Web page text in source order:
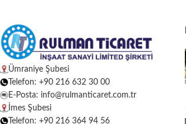
Ümraniye Şubesi
Telefon: +90 216 632 30 00
E-Posta: info@rulmanticaret.com.tr
İmes Şubesi
Telefon: +90 216 364 94 56